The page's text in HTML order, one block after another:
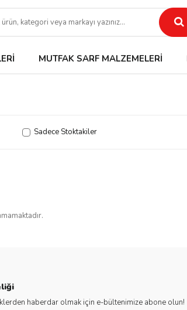
MUTFAK SARF MALZEMELERI
Sadece Stoktakiler
haberdar olmak için e-bültenimize abone olun!